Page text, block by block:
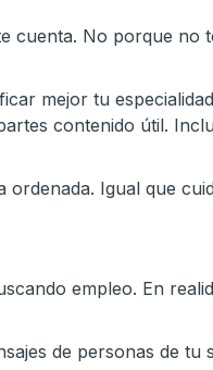
cuenta. No porque
mejor tu
contenido útil.
Igual que
empleo. En
de personas de